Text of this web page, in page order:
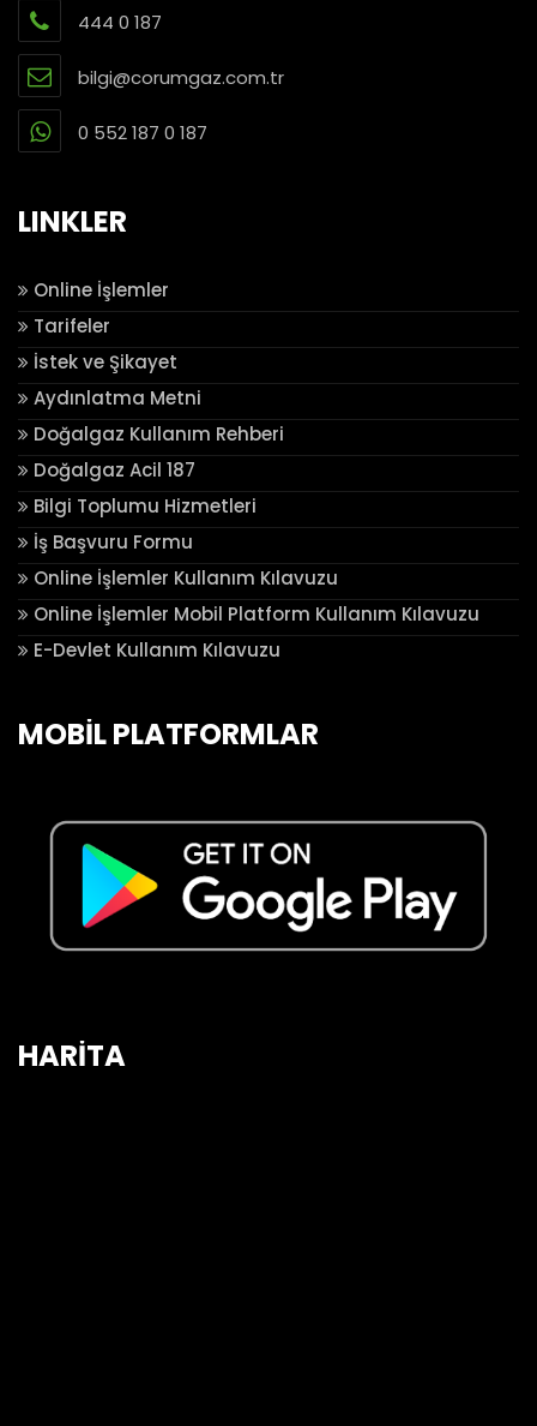
444 0 187
bilgi@corumgaz.com.tr
0 552 187 0 187
LINKLER
Online İşlemler
Tarifeler
İstek ve Şikayet
Aydınlatma Metni
Doğalgaz Kullanım Rehberi
Doğalgaz Acil 187
Bilgi Toplumu Hizmetleri
İş Başvuru Formu
Online İşlemler Kullanım Kılavuzu
Online İşlemler Mobil Platform Kullanım Kılavuzu
E-Devlet Kullanım Kılavuzu
MOBİL PLATFORMLAR
HARİTA